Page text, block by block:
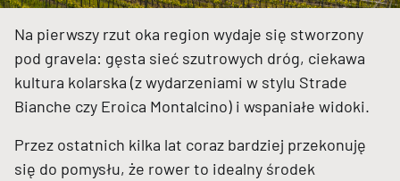
Na pierwszy rzut oka region wydaje się stworzony
pod gravela: gęsta sieć szutrowych dróg, ciekawa
kultura kolarska (z wydarzeniami w stylu Strade
Bianche czy Eroica Montalcino) i wspaniałe widoki.
Przez ostatnich kilka lat coraz bardziej przekonuję
się do pomysłu, że rower to idealny środek